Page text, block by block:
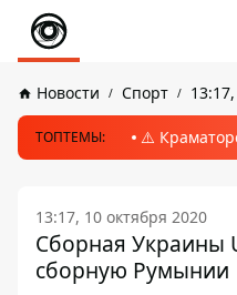
Новости Спорт
ТОПТЕМЫ: ⚠️
13:17, 10 октября 2020
Сборная Украины
сборную Румынии